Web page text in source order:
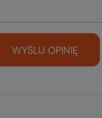
WYŚLIJ OPINIĘ